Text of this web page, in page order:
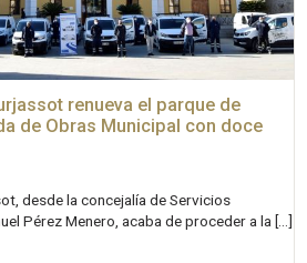
renueva el parque de
de Obras Municipal con doce
desde la concejalía de Servicios
Pérez Menero, acaba de proceder a la […]